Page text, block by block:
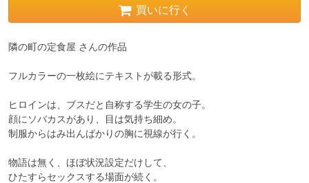
買いに行く
隣の町の定食屋 さんの作品
フルカラーの一枚絵にテキストが載る形式。
ヒロインは、ブスだと自称する学生の女の子。
顔にソバカスがあり、目は気持ち細め。
制服からはみ出んばかりの胸に視線が行く。
物語は無く、ほぼ状況設定だけして、
ひたすらセックスする場面が続く。